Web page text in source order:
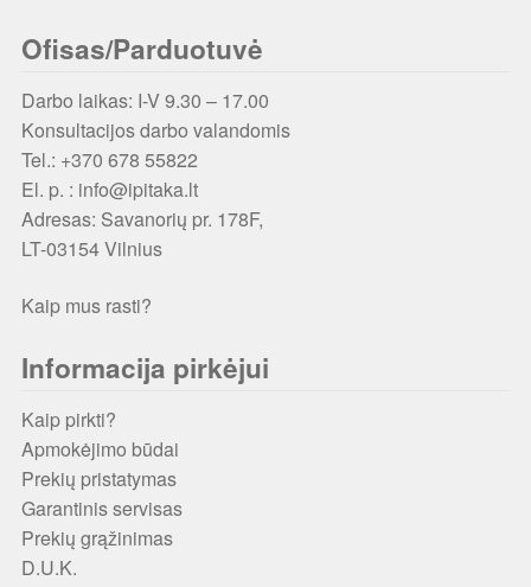
Ofisas/Parduotuvė
Darbo laikas: I-V 9.30 – 17.00
Konsultacijos darbo valandomis
Tel.: +370 678 55822
El. p. : info@ipitaka.lt
Adresas: Savanorių pr. 178F,
LT-03154 Vilnius
Kaip mus rasti?
Informacija pirkėjui
Kaip pirkti?
Apmokėjimo būdai
Prekių pristatymas
Garantinis servisas
Prekių grąžinimas
D.U.K.